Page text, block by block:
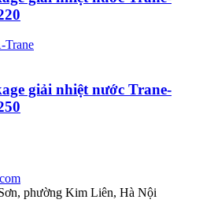
giải nhiệt nước Trane-
phường Kim Liên, Hà Nội